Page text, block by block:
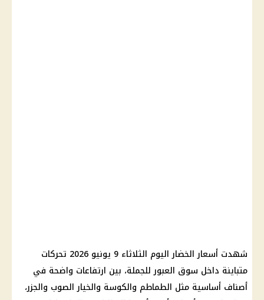
شهدت أسعار الخضار اليوم الثلاثاء 9 يونيو 2026 تحركات
متباينة داخل سوق العبور للجملة، بين ارتفاعات واضحة في
أصناف أساسية مثل الطماطم والكوسة والخيار الصوب والجزر،